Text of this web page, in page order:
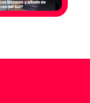
dinero a